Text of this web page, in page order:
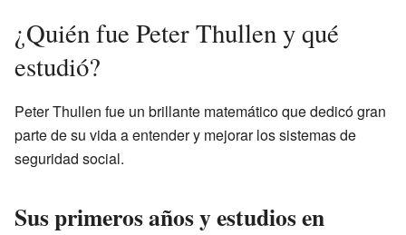
¿Quién fue Peter Thullen y qué
estudió?
Peter Thullen fue un brillante matemático que dedicó gran
parte de su vida a entender y mejorar los sistemas de
seguridad social.
Sus primeros años y estudios en